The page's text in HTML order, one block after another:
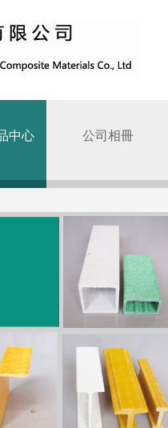
中心 公司相冊